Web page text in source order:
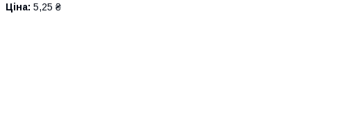
Ціна: 5,25 ₴